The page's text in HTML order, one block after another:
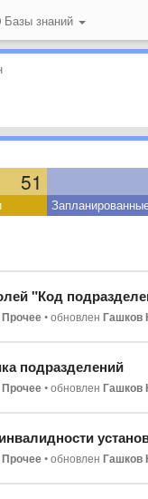
Базы знаний
51
"Код
Прочее•обновленГашков
подразделений
Прочее•обновленГашков
установлена бессрочно.
Прочее•обновленГашков